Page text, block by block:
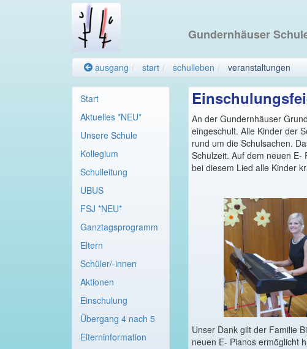
Gundernhäuser
ausgang start schulleben veranstaltungen
Start
Aktuelles *NEU*
Unsere Schule
Kollegium
Schulleitung
UBUS
FSJ *NEU*
Ganztagsprogramm
Eltern
Schüler/-innen
Aktionen
Einschulung
Übergang 4 nach 5
Elterninformation
An der Gundernhäuser
eingeschult. Alle Kinder der
rund um die Schulsachen.
Schulzeit. Auf dem neuen
bei diesem Lied alle Kinder
Unser Dank gilt der Familie
neuen E- Pianos ermöglicht